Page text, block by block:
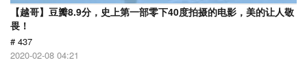
【越哥】豆瓣8.9分，史上第一部零下40度拍摄的电影，美的让人敬
畏！
# 437
2020-02-08 04:21